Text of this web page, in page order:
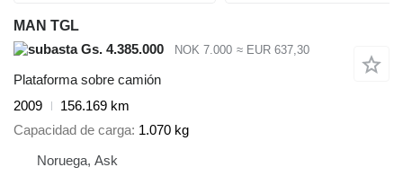
MAN TGL
Gs. 4.385.000
NOK 7.000 ≈ EUR 637,30
Plataforma sobre camión
2009
156.169 km
Capacidad de carga 1.070 kg
Noruega, Ask